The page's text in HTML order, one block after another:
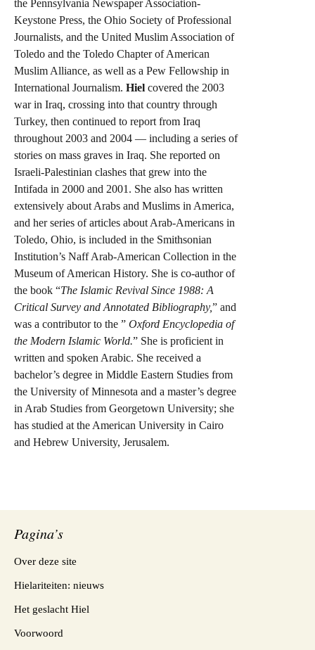
the Pennsylvania Newspaper Association-
Keystone Press, the Ohio Society of Professional
Journalists, and the United Muslim Association of
Toledo and the Toledo Chapter of American
Muslim Alliance, as well as a Pew Fellowship in
International Journalism. Hiel covered the 2003
war in Iraq, crossing into that country through
Turkey, then continued to report from Iraq
throughout 2003 and 2004 — including a series of
stories on mass graves in Iraq. She reported on
Israeli-Palestinian clashes that grew into the
Intifada in 2000 and 2001. She also has written
extensively about Arabs and Muslims in America,
and her series of articles about Arab-Americans in
Toledo, Ohio, is included in the Smithsonian
Institution’s Naff Arab-American Collection in the
Museum ofAmerican History. She is co-author of
the book “The Islamic Revival Since 1988: A
Critical Survey and Annotated Bibliography,” and
was a contributor to the ” Oxford Encyclopedia of
the Modern Islamic World.” She is proficient in
written and spoken Arabic. She received a
bachelor’s degree in Middle Eastern Studies from
the University ofMinnesota and a master’s degree
in Arab Studies from Georgetown University; she
has studied at the American University in Cairo
and Hebrew University, Jerusalem.
Pagina’s
Over deze site
Hielariteiten: nieuws
Het geslacht Hiel
Voorwoord